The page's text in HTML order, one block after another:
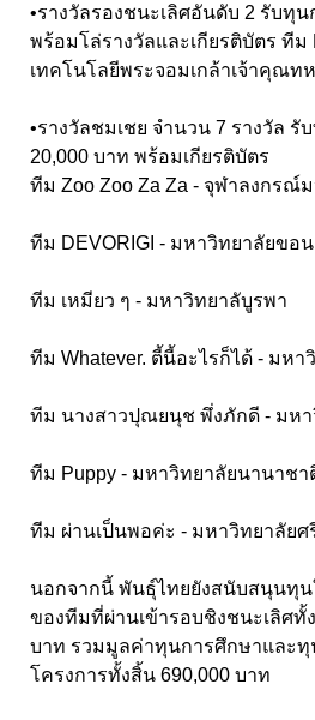
•รางวัลรองชนะเลิศอันดับ 2 รับทุ
พร้อมโล่รางวัลและเกียรติบัตร ทีม
เทคโนโลยีพระจอมเกล้าเจ้าคุณท
•รางวัลชมเชย จำนวน 7 รางวัล
20,000 บาท พร้อมเกียรติบัตร
ทีม Zoo Zoo Za Za - จุฬาลงกรณ์
ทีม DEVORIGI - มหาวิทยาลัยขอ
ทีม เหมียว ๆ - มหาวิทยาลับูรพา
ทีม Whatever. ตี้นี้อะไรก็ได้ - มห
ทีม นางสาวปุณยนุช พึ่งภักดี - มห
ทีม Puppy - มหาวิทยาลัยนานาช
ทีม ผ่านเป็นพอค่ะ - มหาวิทยาลัยศ
นอกจากนี้ พันธุ์ไทยยังสนับสนุนทุ
ของทีมที่ผ่านเข้ารอบชิงชนะเลิศทั้
บาท รวมมูลค่าทุนการศึกษาและ
โครงการทั้งสิ้น 690,000 บาท